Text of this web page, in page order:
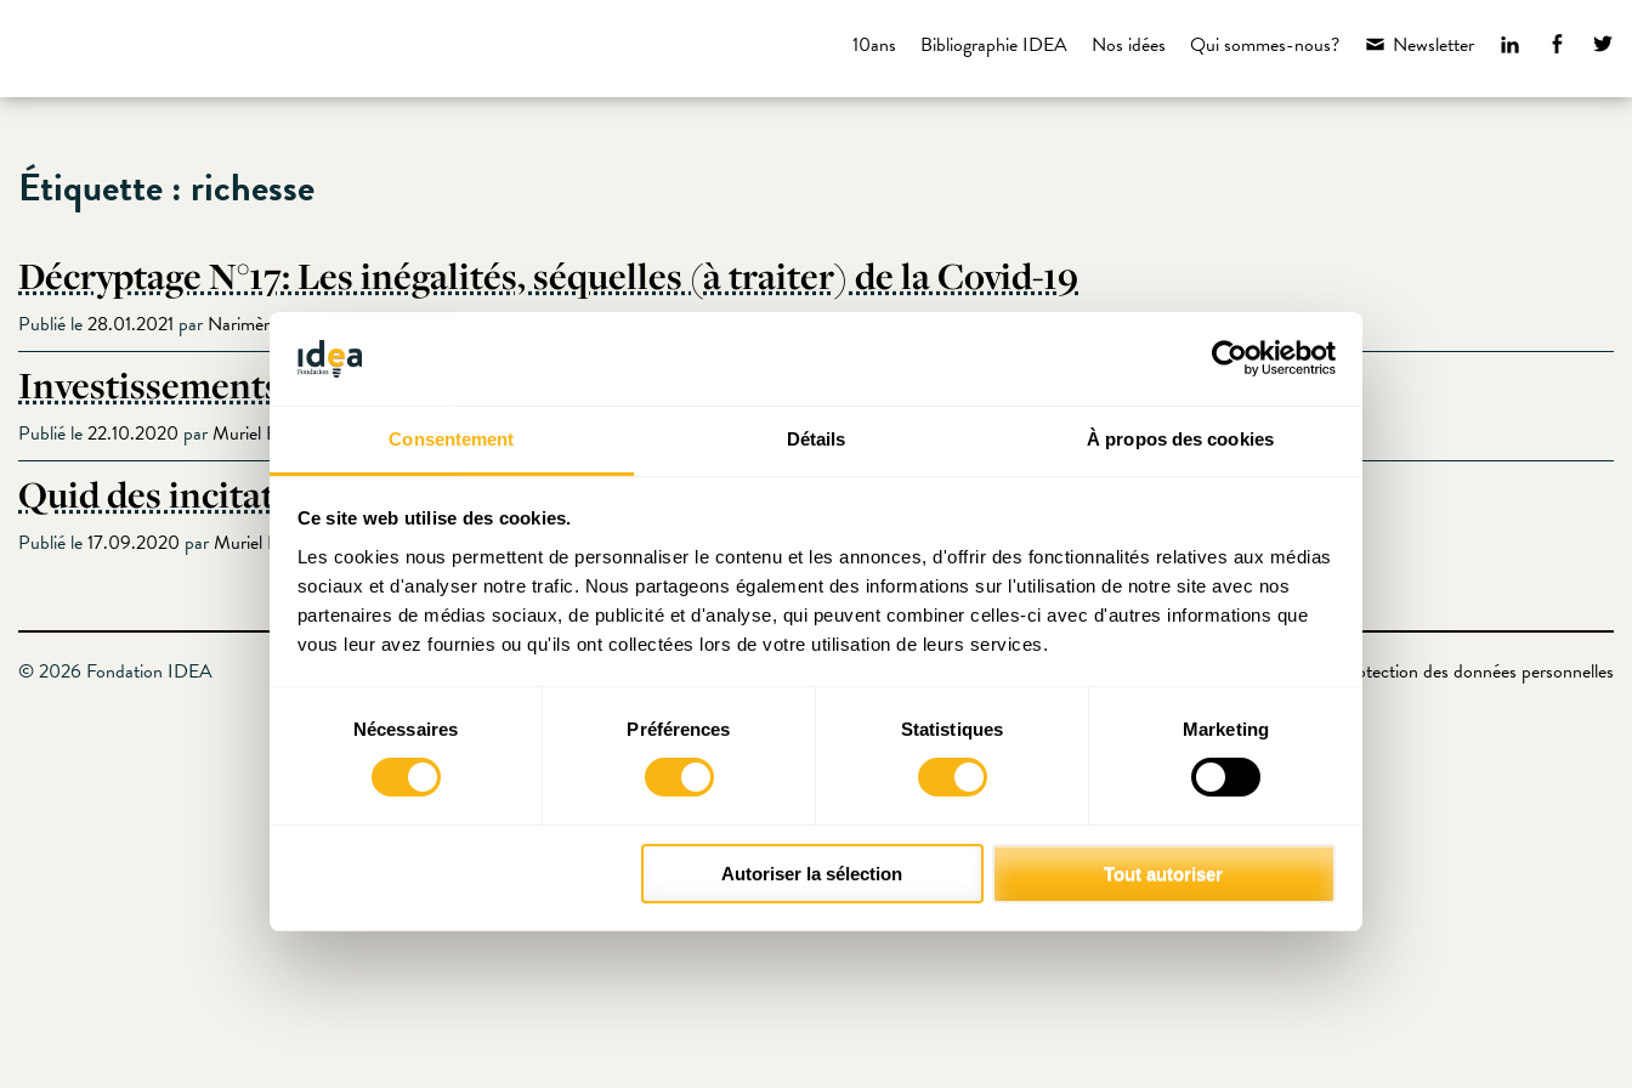
Consentement Détails À propos des cookies
Ce site web utilise des cookies.
Les cookies nous permettent de personnaliser le contenu et les annonces, d'offrir des fonctionnalités relatives aux médias
sociaux et d'analyser notre trafic. Nous partageons également des informations sur l'utilisation de notre site avec nos
partenaires de médias sociaux, de publicité et d'analyse, qui peuvent combiner celles-ci avec d'autres informations que
vous leur avez fournies ou qu'ils ont collectées lors de votre utilisation de leurs services.
consentement
Nécessaires Préférences Statistiques Marketing
Autoriser la sélection Tout autoriser
content
LinkedIn
Newsletter
Qui sommes-nous?
Nos idées
Bibliographie IDEA
10ans
Étiquette : richesse
Décryptage N°17: Les inégalités, séquelles (à traiter) de la Covid-19
Publié le28.01.2021 par Narimène Dahmani
Investissements publics : un budget prometteur mais à concrétiser
Publié le22.10.2020 parMuriel Bouchet
Quid des incitations fiscales en faveur des « ménages riches » ?
Publié le17.09.2020 parMuriel Bouchet
© 2026 Fondation IDEA Politique de protection des données personnelles